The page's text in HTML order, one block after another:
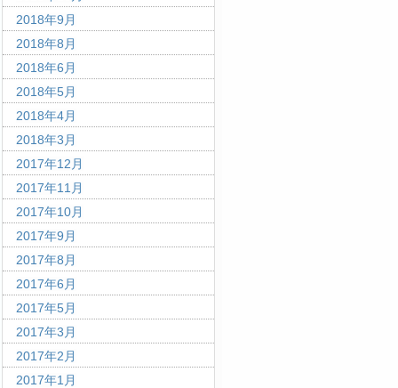
2018年9月
2018年8月
2018年6月
2018年5月
2018年4月
2018年3月
2017年12月
2017年11月
2017年10月
2017年9月
2017年8月
2017年6月
2017年5月
2017年3月
2017年2月
2017年1月